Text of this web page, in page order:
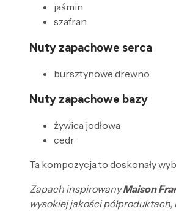
jaśmin
szafran
Nuty zapachowe serca
bursztynowe drewno
Nuty zapachowe bazy
żywica jodłowa
cedr
Ta kompozycja to doskonały
Zapach inspirowanyMaison
wysokiej jakości